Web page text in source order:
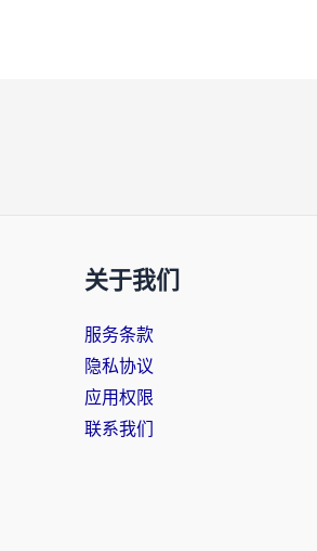
关于我们
服务条款
隐私协议
应用权限
联系我们